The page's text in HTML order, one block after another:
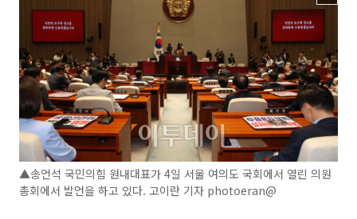
▲송언석 국민의힘 원내대표가 4일 서울 여의도 국회에서 열린 의원
총회에서 발언을 하고 있다. 고이란 기자 photoeran@